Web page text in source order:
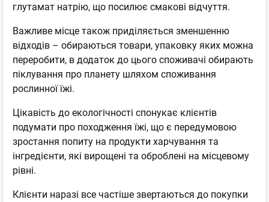
глутамат натрію, що посилює смакові відчуття.
Важливе місце також приділяється зменшенню
відходів – обираються товари, упаковку яких можна
переробити, в додаток до цього споживачі обирають
піклування про планету шляхом споживання
рослинної їжі.
Цікавість до екологічності спонукає клієнтів
подумати про походження їжі, що є передумовою
зростання попиту на продукти харчування та
інгредієнти, які вирощені та оброблені на місцевому
рівні.
Клієнти наразі все частіше звертаються до покупки